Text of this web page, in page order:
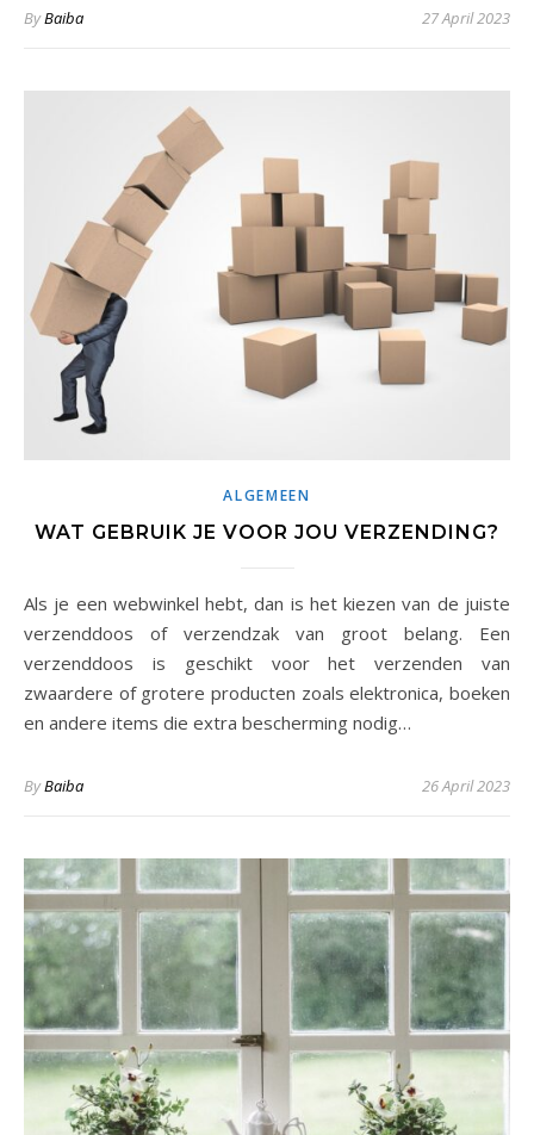
ByBaiba 27 April 2023
ALGEMEEN
WAT GEBRUIK JE VOOR JOU VERZENDING?
Als je een webwinkel hebt, dan is het kiezen van de juiste
verzenddoos of verzendzak van groot belang. Een
verzenddoos is geschikt voor het verzenden van
zwaardere of grotere producten zoals elektronica, boeken
en andere items die extra bescherming nodig…
ByBaiba 26 April 2023